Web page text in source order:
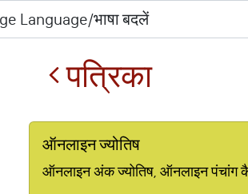
पत्रिका
ऑनलाइन ज्योतिष
ऑनलाइन अंक ज्योतिष, ऑनलाइन पंचांग